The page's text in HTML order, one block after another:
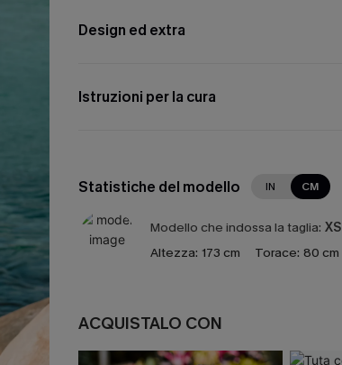
Design ed extra
Istruzioni per la cura
Statistiche del modello IN CM
Modello che indossa la taglia: XS
Altezza: 173 cm Torace: 80 cm
ACQUISTALO CON